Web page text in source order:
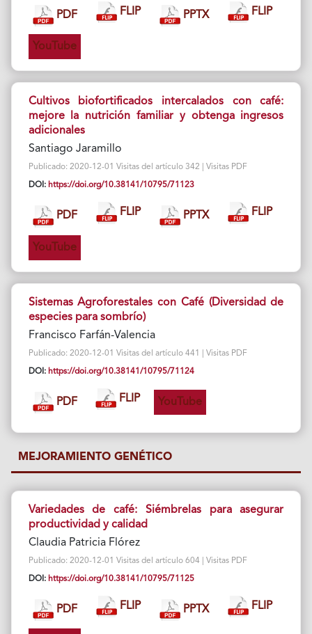
PDF FLIP PPTX FLIP
YouTube
Cultivos biofortificados intercalados con café:
mejore la nutrición familiar y obtenga ingresos
adicionales
Santiago Jaramillo
Publicado: 2020-12-01 Visitas del artículo 342 | Visitas PDF
DOI: https://doi.org/10.38141/10795/71123
PDF FLIP PPTX FLIP
YouTube
Sistemas Agroforestales con Café (Diversidad de
especies para sombrío)
Francisco Farfán-Valencia
Publicado: 2020-12-01 Visitas del artículo 441 | Visitas PDF
DOI: https://doi.org/10.38141/10795/71124
PDF FLIP YouTube
MEJORAMIENTO GENÉTICO
Variedades de café: Siémbrelas para asegurar
productividad y calidad
Claudia Patricia Flórez
Publicado: 2020-12-01 Visitas del artículo 604 | Visitas PDF
DOI: https://doi.org/10.38141/10795/71125
PDF FLIP PPTX FLIP